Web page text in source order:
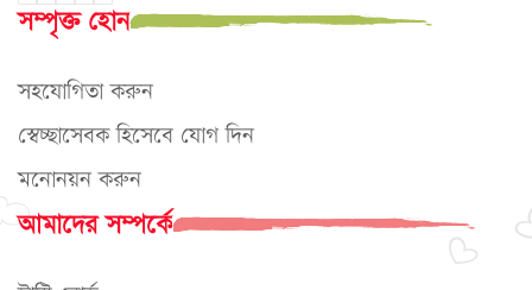
সম্পৃক্ত হোন
সহযোগিতা করুন
স্বেচ্ছাসেবক হিসেবে যোগ দিন
মনোনয়ন করুন
আমাদের সম্পর্কে